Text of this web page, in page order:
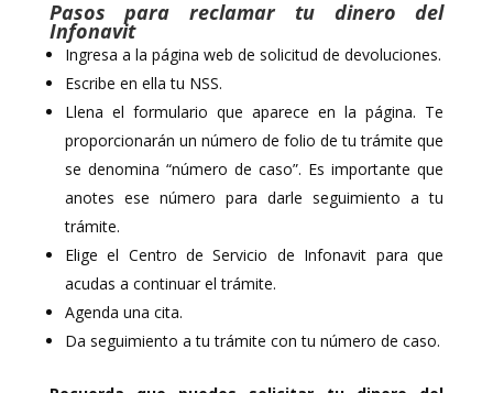
Pasos para reclamar tu dinero del
Infonavit
Ingresa a la página web de solicitud de devoluciones.
Escribe en ella tu NSS.
Llena el formulario que aparece en la página. Te
proporcionarán un número de folio de tu trámite que
se denomina “número de caso”. Es importante que
anotes ese número para darle seguimiento a tu
trámite.
Elige el Centro de Servicio de Infonavit para que
acudas a continuar el trámite.
Agenda una cita.
Da seguimiento a tu trámite con tu número de caso.